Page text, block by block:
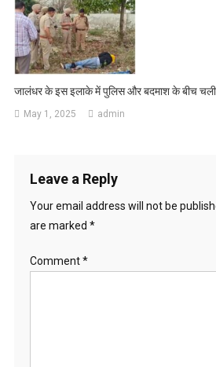
जालंधर के इस इलाके में पुलिस और बदमाश के बीच चली
May 1, 2025 admin
Leave a Reply
Your email address will not be
are marked *
Comment*